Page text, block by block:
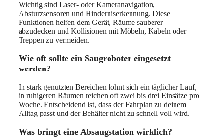
Wichtig sind Laser- oder Kameranavigation,
Absturzsensoren und Hinderniserkennung. Diese
Funktionen helfen dem Gerät, Räume sauberer
abzudecken und Kollisionen mit Möbeln, Kabeln oder
Treppen zu vermeiden.
Wie oft sollte ein Saugroboter eingesetzt
werden?
In stark genutzten Bereichen lohnt sich ein täglicher Lauf,
in ruhigeren Räumen reichen oft zwei bis drei Einsätze pro
Woche. Entscheidend ist, dass der Fahrplan zu deinem
Alltag passt und der Behälter nicht zu schnell voll wird.
Was bringt eine Absaugstation wirklich?